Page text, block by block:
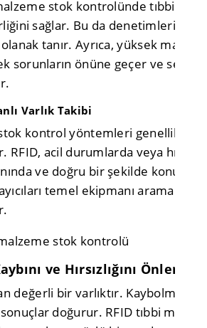
stok kontrolünde tıbbi
sağlar. Bu da denetimlerin
olanak tanır. Ayrıca, yüksek
sorunların önüne geçer ve
Varlık Takibi
kontrol yöntemleri genellikle
RFID, acil durumlarda veya hızlı
ve doğru bir şekilde konum
temel ekipmanı aramak
ve Hırsızlığını Önleme
değerli bir varlıktır. Kaybolması
doğurur. RFID tıbbi